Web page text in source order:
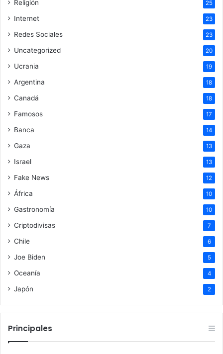
Religión 25
Internet 23
Redes Sociales 23
Uncategorized 20
Ucrania 19
Argentina 18
Canadá 18
Famosos 17
Banca 14
Gaza 13
Israel 13
Fake News 12
África 10
Gastronomía 10
Criptodivisas 7
Chile 6
Joe Biden 5
Oceanía 4
Japón 2
Principales